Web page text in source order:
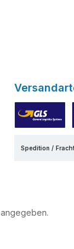
Spedition /